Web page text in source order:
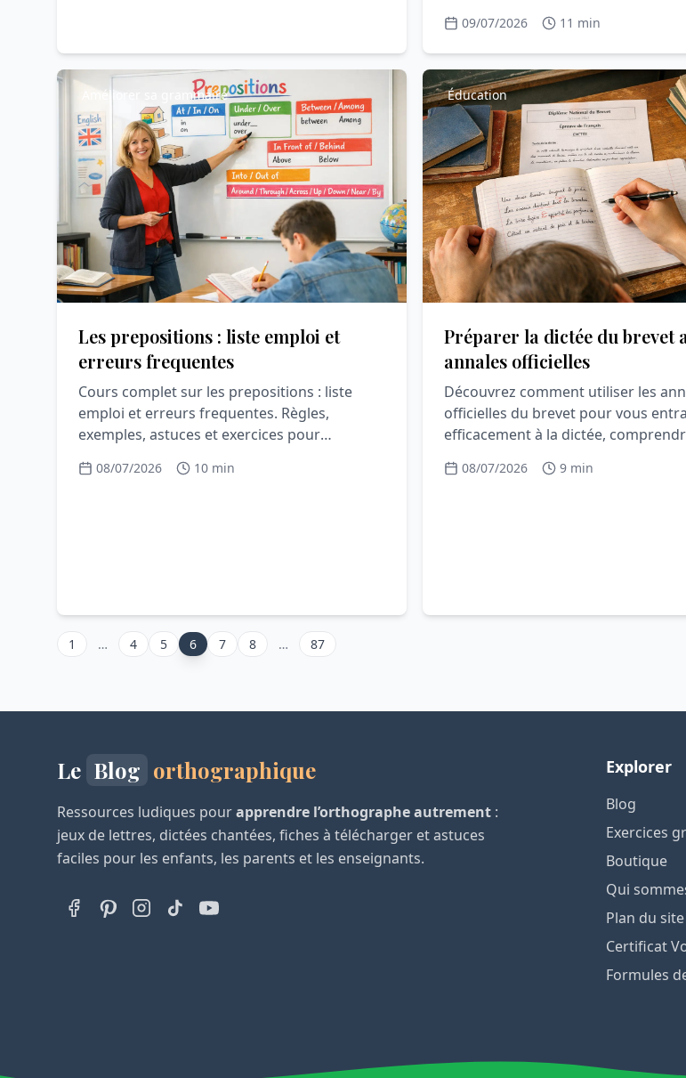
09/07/2026 11 min
Améliorer sa grammaire
Les prepositions : liste emploi et
erreurs frequentes
Cours complet sur les prepositions : liste
emploi et erreurs frequentes. Règles,
exemples, astuces et exercices pour
08/07/2026 10 min
Éducation
Préparer la dictée du brevet
annales officielles
Découvrez comment utiliser les
officielles du brevet pour vous
efficacement à la dictée,
08/07/2026 9 min
1 … 4 5 6 7 8 … 87
Le Blog orthographique
Ressources ludiques pourapprendre l’orthographe autrement :
jeux de lettres, dictées chantées, fiches à télécharger et astuces
faciles pour les enfants, les parents et les enseignants.
Explorer
Blog
Exercices
Boutique
Qui
Plan du site
Certificat
Formules